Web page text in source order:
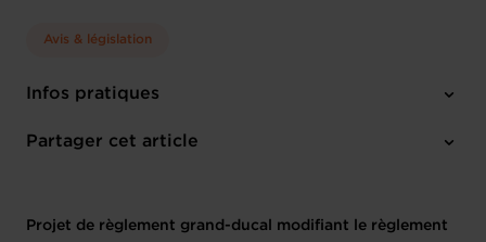
Avis & législation
Infos pratiques
Partager cet article
Projet de règlement grand-ducal modifiant le règlement